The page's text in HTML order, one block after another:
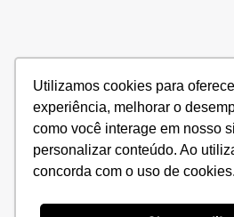
Utilizamos cookies para
experiência, melhorar o
como você interage em nosso
personalizar conteúdo. Ao
concorda com o uso de cookies.